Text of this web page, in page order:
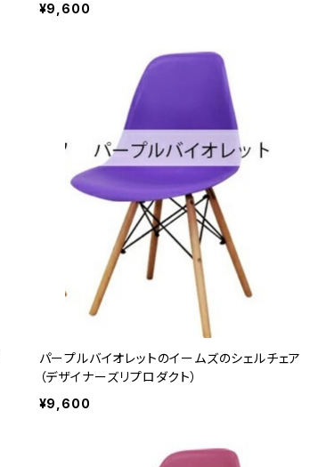
¥9,600
パープルバイオレットのイームズのシェルチェア
（デザイナーズリプロダクト）
¥9,600